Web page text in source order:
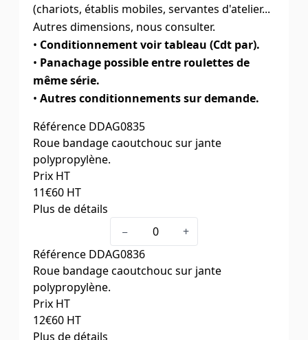
(chariots, établis mobiles, servantes d'atelier...
Autres dimensions, nous consulter.
• Conditionnement voir tableau (Cdt par).
• Panachage possible entre roulettes de
même série.
• Autres conditionnements sur demande.
Référence DDAG0835
Roue bandage caoutchouc sur jante
polypropylène.
Prix HT
11€60 HT
Plus de détails
50 x 22
Capacité de charge (daN)35
Dimension de la platine
Entraxe des trous de la platine55 x 30
Ø des trous de la platine
Hauteur totale (mm)
Déport (mm)
−
+
Référence DDAG0836
Roue bandage caoutchouc sur jante
polypropylène.
Prix HT
12€60 HT
Plus de détails